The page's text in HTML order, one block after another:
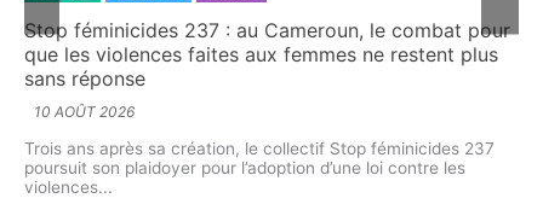
le combat pour
ne restent plus
féminicides 237
loi contre les
Tchago François Edmond, une
sur la réponse immunitaire face à la
À l’Université Catholique d’Afrique Centrale
François Edmond a soutenu une thèse de